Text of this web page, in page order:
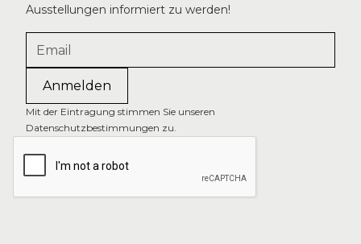
Ausstellungen informiert zu werden!
Mit der Eintragung stimmen Sie unseren
Datenschutzbestimmungen zu.